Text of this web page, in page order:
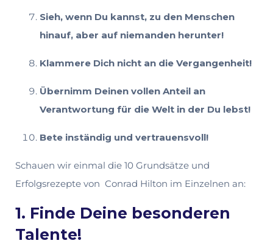
Sieh, wenn Du kannst, zu den Menschen
hinauf, aber auf niemanden herunter!
Klammere Dich nicht an die Vergangenheit!
Übernimm Deinen vollen Anteil an
Verantwortung für die Welt in der Du lebst!
Bete inständig und vertrauensvoll!
Schauen wir einmal die 10 Grundsätze und
Erfolgsrezepte von Conrad Hilton im Einzelnen an:
1. Finde Deine besonderen
Talente!